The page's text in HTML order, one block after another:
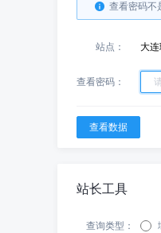
查看密码不
站点： 大
查看密码：
站长工具
查询类型：